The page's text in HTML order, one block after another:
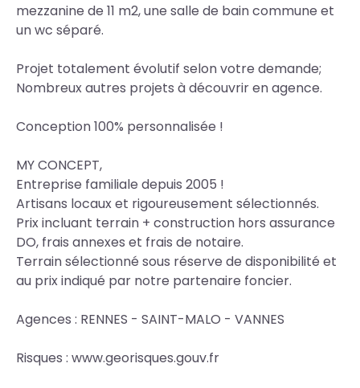
mezzanine de 11 m2, une salle de bain commune et
un wc séparé.
Projet totalement évolutif selon votre demande;
Nombreux autres projets à découvrir en agence.
Conception 100% personnalisée !
MY CONCEPT,
Entreprise familiale depuis 2005 !
Artisans locaux et rigoureusement sélectionnés.
Prix incluant terrain + construction hors assurance
DO, frais annexes et frais de notaire.
Terrain sélectionné sous réserve de disponibilité et
au prix indiqué par notre partenaire foncier.
Agences : RENNES - SAINT-MALO - VANNES
Risques : www.georisques.gouv.fr